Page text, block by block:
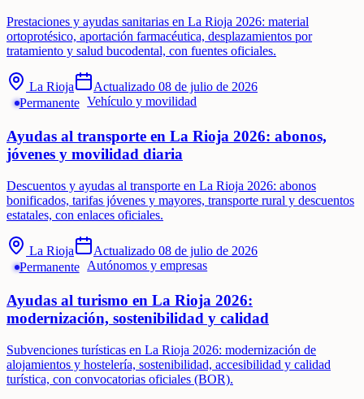
Prestaciones y ayudas sanitarias en La Rioja 2026: material
ortoprotésico, aportación farmacéutica, desplazamientos por
tratamiento y salud bucodental, con fuentes oficiales.
La Rioja Actualizado 08 de julio de 2026
Permanente Vehículo y movilidad
Ayudas al transporte en La Rioja 2026: abonos,
jóvenes y movilidad diaria
Descuentos y ayudas al transporte en La Rioja 2026: abonos
bonificados, tarifas jóvenes y mayores, transporte rural y descuentos
estatales, con enlaces oficiales.
La Rioja Actualizado 08 de julio de 2026
Permanente
Autónomos y empresas
Ayudas al turismo en La Rioja 2026:
modernización, sostenibilidad y calidad
Subvenciones turísticas en La Rioja 2026: modernización de
alojamientos y hostelería, sostenibilidad, accesibilidad y calidad
turística, con convocatorias oficiales (BOR).